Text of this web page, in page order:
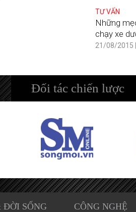
TƯ VẤN
Những
chạy xe
21/08/2015
Đối tác chiến lược
ĐỜI SỐNG CÔNG NGHỆ